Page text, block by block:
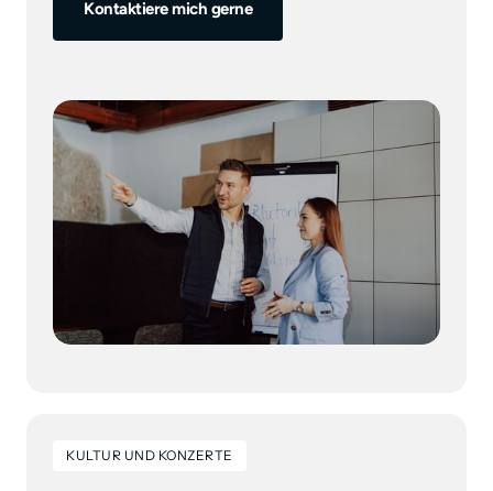
Kontaktiere mich gerne
KULTUR UND KONZERTE